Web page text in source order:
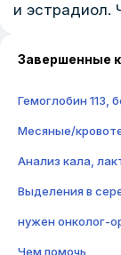
и эстрадиол.
Завершенные
Гемоглобин 113,
Месяные/
Анализ кала,
Выделения в
нужен онколог-
Чем помочь